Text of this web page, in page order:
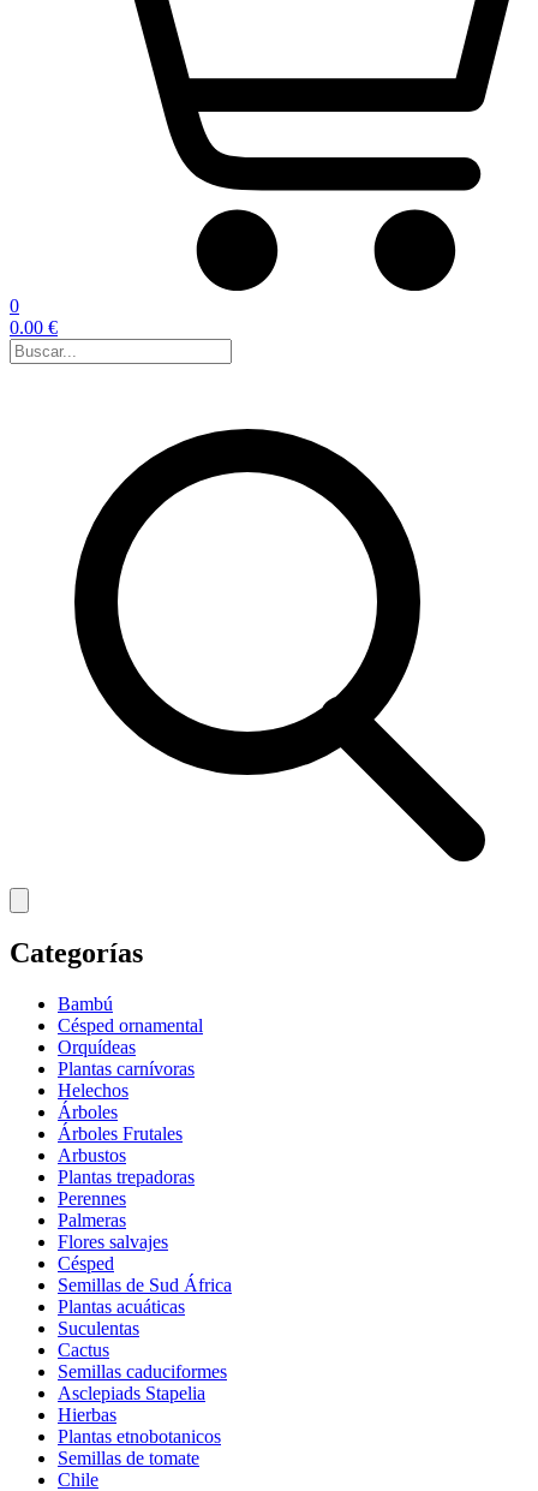
0
0.00 €
Categorías
Bambú
Césped ornamental
Orquídeas
Plantas carnívoras
Helechos
Árboles
Árboles Frutales
Arbustos
Plantas trepadoras
Perennes
Palmeras
Flores salvajes
Césped
Semillas de Sud África
Plantas acuáticas
Suculentas
Cactus
Semillas caduciformes
Asclepiads Stapelia
Hierbas
Plantas etnobotanicos
Semillas de tomate
Chile